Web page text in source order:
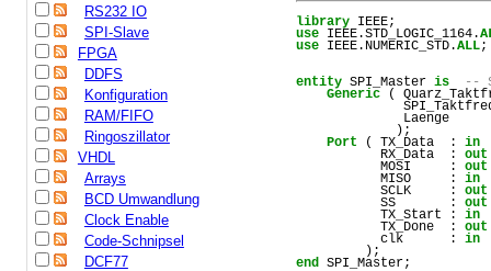
RS232 IO
SPI-Slave
FPGA
DDFS
Konfiguration
RAM/FIFO
Ringoszillator
VHDL
Arrays
BCD Umwandlung
Clock Enable
Code-Schnipsel
DCF77
library IEEE;
use
IEEE.STD_LOGIC_1164.
use
IEEE. NUMERIC_STD.ALL;
entity SPI_Master is
--
Generic (
Laenge
             );
Port ( TX_Data
  :
in
RX_Data
  :
out
MOSI
     :
out
MISO
     :
in
SCLK
     :
out
SS
       :
out
TX_Start : in
TX_Done
  :
out
clk
      :
in
         );
end
SPI_Master;